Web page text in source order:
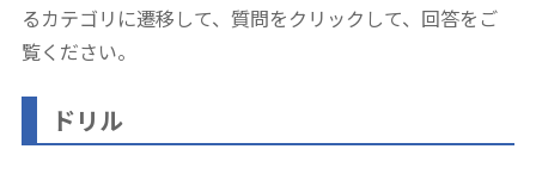
るカテゴリに遷移して、質問をクリックして、回答をご
覧ください。
ドリル